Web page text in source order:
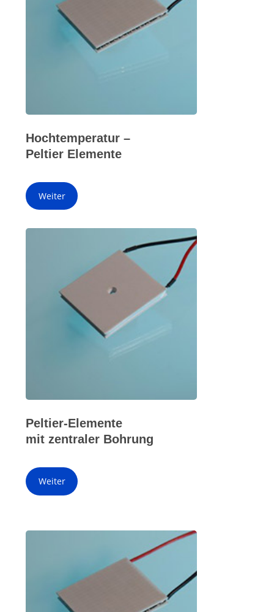
Hochtemperatur –
Peltier Elemente
Weiter
Peltier-Elemente
mit zentraler Bohrung
Weiter